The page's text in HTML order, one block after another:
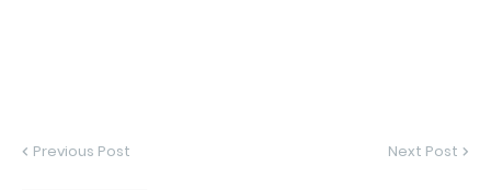
Previous Post Next Post